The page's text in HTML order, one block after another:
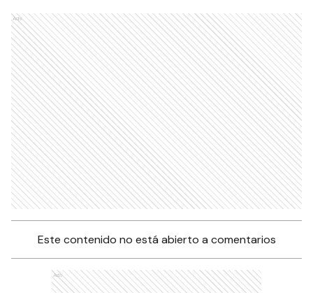
Ads
Este contenido no está abierto a comentarios
Ads